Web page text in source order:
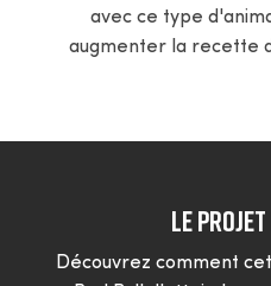
avec ce type
augmenter la recette
Le
Découvrez comment